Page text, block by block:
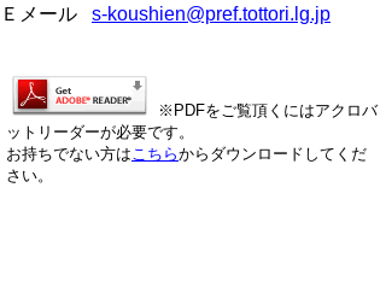
Ｅメール s-koushien@pref.tottori.lg.jp
※PDFをご覧頂くにはアクロバ
ットリーダーが必要です。
お持ちでない方はこちらからダウンロードしてくだ
さい。